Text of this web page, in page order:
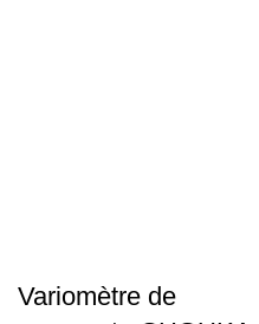
Variomètre de